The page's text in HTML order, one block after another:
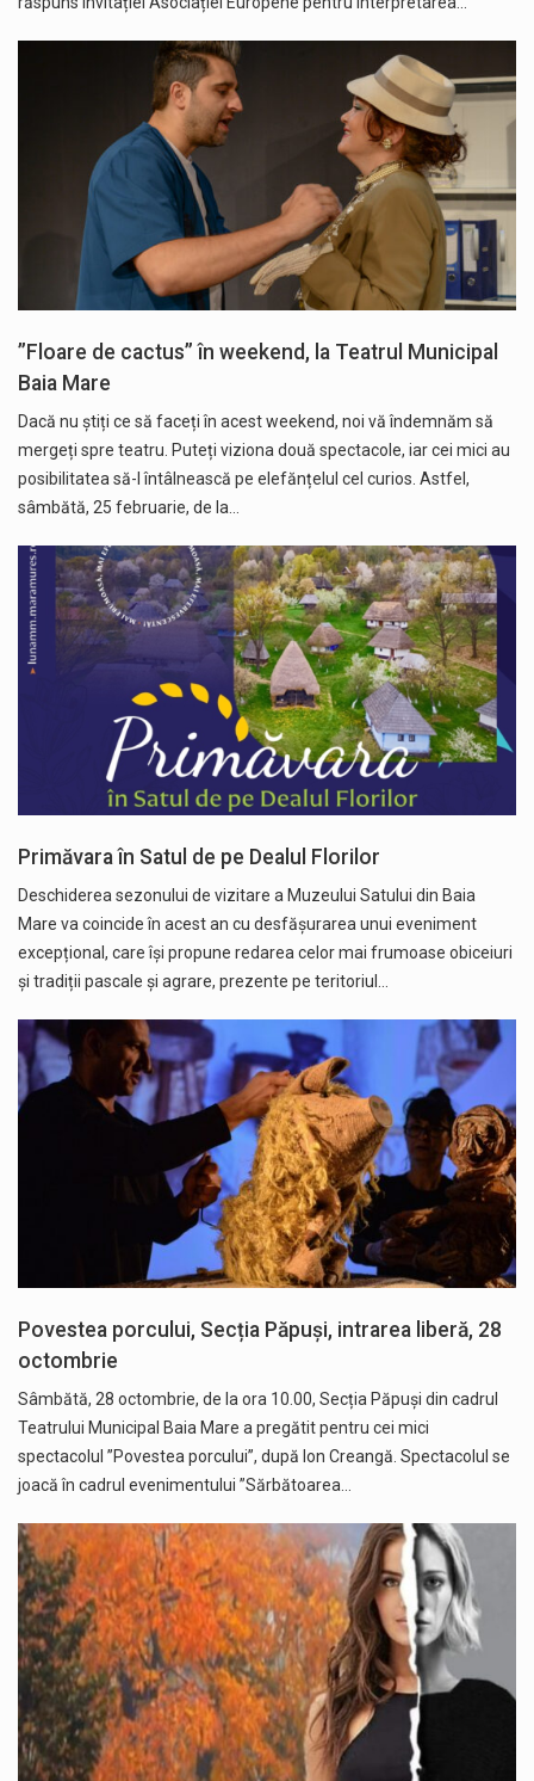
”Floare de cactus” în weekend, la Teatrul Municipal
Baia Mare
Dacă nu știți ce să faceți în acest weekend, noi vă îndemnăm să
mergeți spre teatru. Puteți viziona două spectacole, iar cei mici au
posibilitatea să-l întâlnească pe elefănțelul cel curios. Astfel,
sâmbătă, 25 februarie, de la…
Primăvara în Satul de pe Dealul Florilor
Deschiderea sezonului de vizitare a Muzeului Satului din Baia
Mare va coincide în acest an cu desfășurarea unui eveniment
excepțional, care își propune redarea celor mai frumoase obiceiuri
și tradiții pascale și agrare, prezente pe teritoriul…
Povestea porcului, Secția Păpuși, intrarea liberă, 28
octombrie
Sâmbătă, 28 octombrie, de la ora 10.00, Secția Păpuși din cadrul
Teatrului Municipal Baia Mare a pregătit pentru cei mici
spectacolul ”Povestea porcului”, după Ion Creangă. Spectacolul se
joacă în cadrul evenimentului ”Sărbătoarea…